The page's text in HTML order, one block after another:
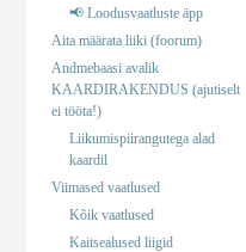
📢 Loodusvaatluste äpp
Aita määrata liiki (foorum)
Andmebaasi avalik
KAARDIRAKENDUS (ajutiselt
ei tööta!)
Liikumispiirangutega alad
kaardil
Viimased vaatlused
Kõik vaatlused
Kaitsealused liigid